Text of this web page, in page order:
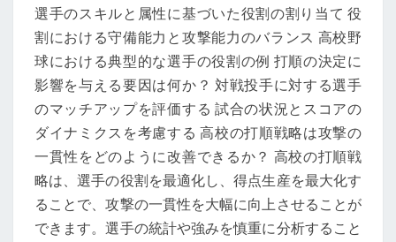
選手のスキルと属性に基づいた役割の割り当て 役
割における守備能力と攻撃能力のバランス 高校野
球における典型的な選手の役割の例 打順の決定に
影響を与える要因は何か？ 対戦投手に対する選手
のマッチアップを評価する 試合の状況とスコアの
ダイナミクスを考慮する 高校の打順戦略は攻撃の
一貫性をどのように改善できるか？ 高校の打順戦
略は、選手の役割を最適化し、得点生産を最大化す
ることで、攻撃の一貫性を大幅に向上させることが
できます。選手の統計や強みを慎重に分析すること